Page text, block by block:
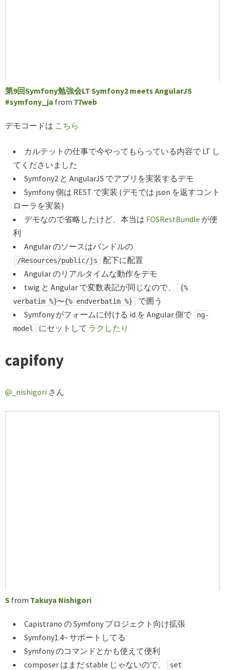
第9回Symfony勉強会LT Symfony2 meets AngularJS
#symfony_ja from 77web
デモコードは こちら
カルテットの仕事で今やってもらっている内容で LT し
てくださいました
Symfony2 と AngularJS でアプリを実装するデモ
Symfony 側は REST で実装 (デモでは json を返すコント
ローラを実装)
デモなので省略したけど、本当は FOSRestBundle が便
利
Angular のソースはバンドルの
/Resources/public/js
配下に配置
Angular のリアルタイムな動作をデモ
twig と Angular で変数表記が同じなので、
{%
verbatim %}〜{% endverbatim %}
で囲う
Symfony がフォームに付ける id を Angular 側で
ng-
model
にセットして ラクしたり
capifony
@_nishigori さん
S from Takuya Nishigori
Capistrano の Symfony プロジェクト向け拡張
Symfony1.4~ サポートしてる
Symfony のコマンドとかも使えて便利
composer はまだ stable じゃないので、
set